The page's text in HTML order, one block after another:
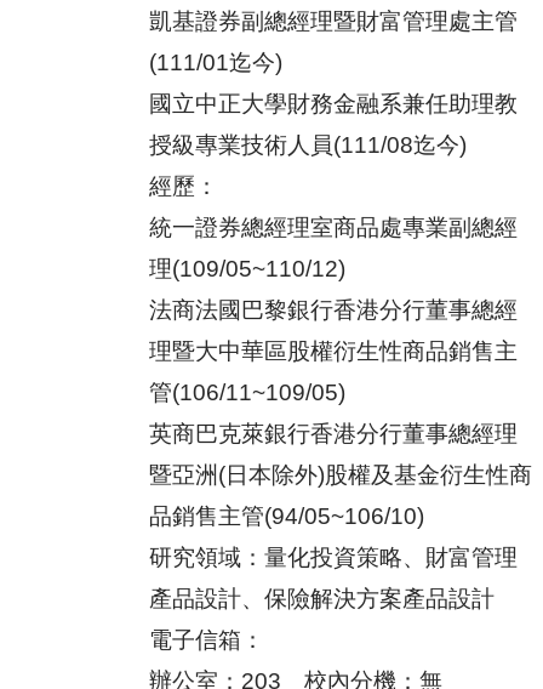
凱基證券副總經理暨財富管理處主管
(111/01迄今)
國立中正大學財務金融系兼任助理教
授級專業技術人員(111/08迄今)
經歷：
統一證券總經理室商品處專業副總經
理(109/05~110/12)
法商法國巴黎銀行香港分行董事總經
理暨大中華區股權衍生性商品銷售主
管(106/11~109/05)
英商巴克萊銀行香港分行董事總經理
暨亞洲(日本除外)股權及基金衍生性商
品銷售主管(94/05~106/10)
研究領域：量化投資策略、財富管理
產品設計、保險解決方案產品設計
電子信箱：
辦公室：203 校內分機：無